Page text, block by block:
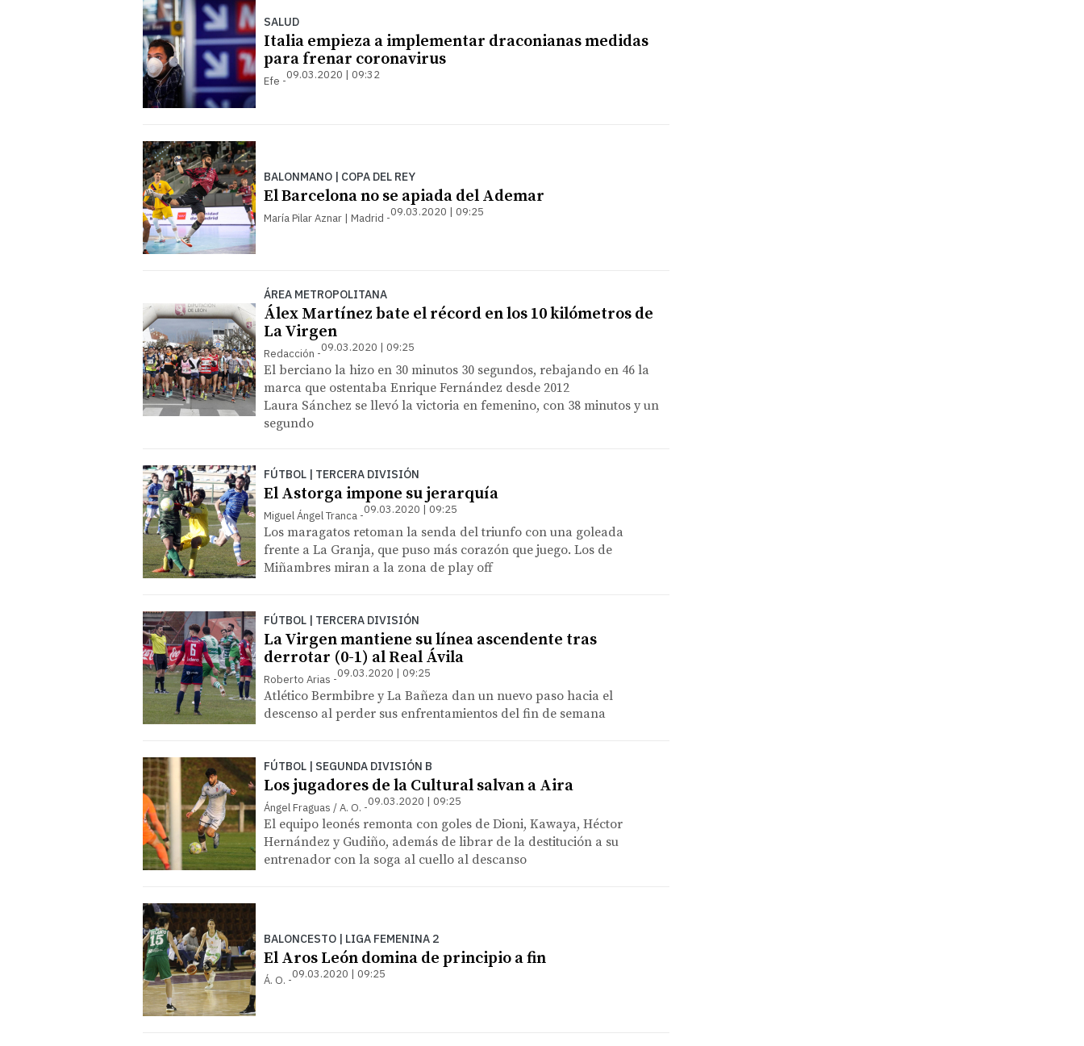
SALUD
Italia empieza a implementar draconianas medidas
para frenar coronavirus
Efe 09.03.2020 | 09:32
BALONMANO | COPA DEL REY
El Barcelona no se apiada del Ademar
María Pilar Aznar | Madrid 09.03.2020 | 09:25
ÁREA METROPOLITANA
Álex Martínez bate el récord en los 10 kilómetros de
La Virgen
Redacción 09.03.2020 | 09:25
El berciano la hizo en 30 minutos 30 segundos, rebajando en 46 la
marca que ostentaba Enrique Fernández desde 2012
Laura Sánchez se llevó la victoria en femenino, con 38 minutos y un
segundo
FÚTBOL | TERCERA DIVISIÓN
El Astorga impone su jerarquía
Miguel Ángel Tranca 09.03.2020 | 09:25
Los maragatos retoman la senda del triunfo con una goleada
frente a La Granja, que puso más corazón que juego. Los de
Miñambres miran a la zona de play off
FÚTBOL | TERCERA DIVISIÓN
La Virgen mantiene su línea ascendente tras
derrotar (0-1) al Real Ávila
Roberto Arias 09.03.2020 | 09:25
Atlético Bermbibre y La Bañeza dan un nuevo paso hacia el
descenso al perder sus enfrentamientos del fin de semana
FÚTBOL | SEGUNDA DIVISIÓN B
Los jugadores de la Cultural salvan a Aira
Ángel Fraguas / A. O. 09.03.2020 | 09:25
El equipo leonés remonta con goles de Dioni, Kawaya, Héctor
Hernández y Gudiño, además de librar de la destitución a su
entrenador con la soga al cuello al descanso
BALONCESTO | LIGA FEMENINA 2
El Aros León domina de principio a fin
Á. O. 09.03.2020 | 09:25